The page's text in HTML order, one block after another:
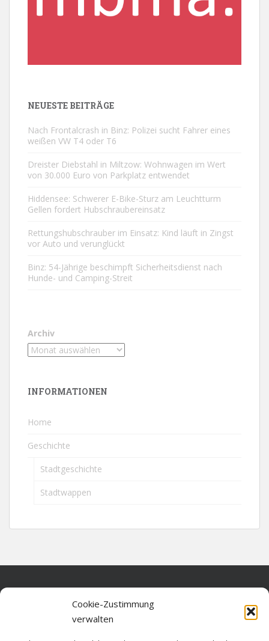
Cookie-Zustimmung
verwalten
NEUESTE BEITRÄGE
Nach Frontalcrash in Binz: Polizei sucht Fahrer eines
weißen VW T4 oder T6
Dreister Diebstahl in Miltzow: Wohnwagen im Wert
von 30.000 Euro von Parkplatz entwendet
Hiddensee: Schwerer E-Bike-Sturz am Leuchtturm
Gellen fordert Hubschraubereinsatz
Rettungshubschrauber im Einsatz: Kind läuft in Zingst
vor Auto und verunglückt
Binz: 54-Jährige beschimpft Sicherheitsdienst nach
Hunde- und Camping-Streit
Archiv
INFORMATIONEN
Home
Geschichte
Stadtgeschichte
Stadtwappen